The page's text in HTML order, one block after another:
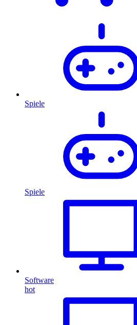
Spiele
Spiele
Software
hot